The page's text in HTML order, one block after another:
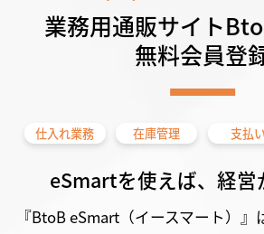
業務用通販サイト
無料会員登
仕入れ業務 在庫管理 支払い
eSmartを使えば、経営
『BtoB eSmart（イースマート）